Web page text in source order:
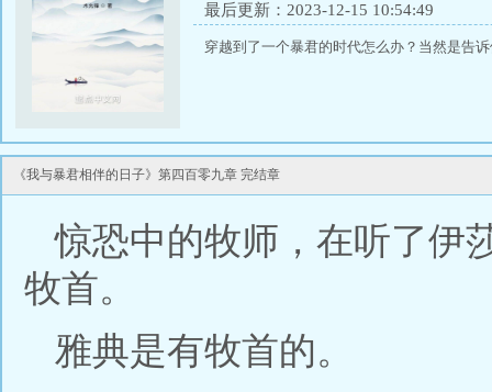
最后更新：2023-12-15 10:54:49
穿越到了一个暴君的时代怎么办？当然是告
《我与暴君相伴的日子》第四百零九章 完结章
惊恐中的牧师，在听了伊
牧首。
雅典是有牧首的。